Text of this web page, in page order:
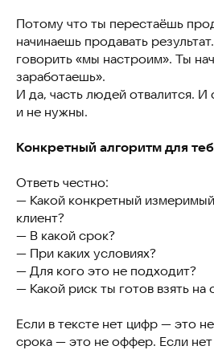
Потому что ты перестаёшь
начинаешь продавать
говорить «мы настроим». Ты
заработаешь».
И да, часть людей отвалится. И
и не нужны.
Конкретный алгоритм для
Ответь честно:
— Какой конкретный измеримый
клиент?
— В какой срок?
— При каких условиях?
— Для кого это не подходит?
— Какой риск ты готов взять на
Если в тексте нет цифр — это
срока — это не оффер. Если